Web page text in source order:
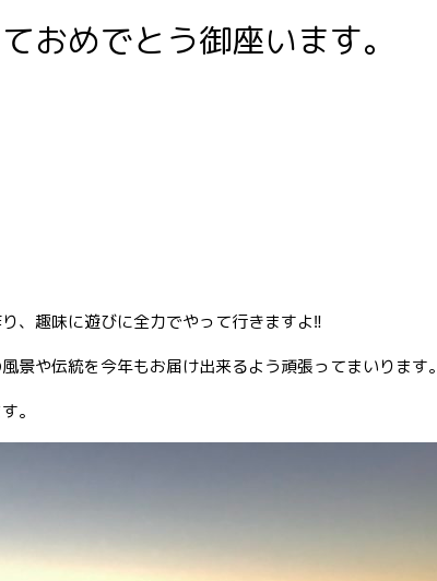
おめでとう御座います。
、趣味に遊びに全力でやって行きますよ‼︎
景や伝統を今年もお届け出来るよう頑張ってまいります。
。